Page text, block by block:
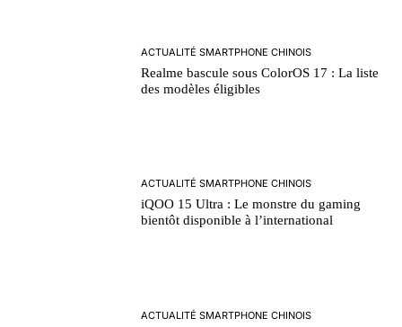
ACTUALITÉ SMARTPHONE CHINOIS
Realme bascule sous ColorOS 17 : La liste
des modèles éligibles
ACTUALITÉ SMARTPHONE CHINOIS
iQOO 15 Ultra : Le monstre du gaming
bientôt disponible à l’international
ACTUALITÉ SMARTPHONE CHINOIS